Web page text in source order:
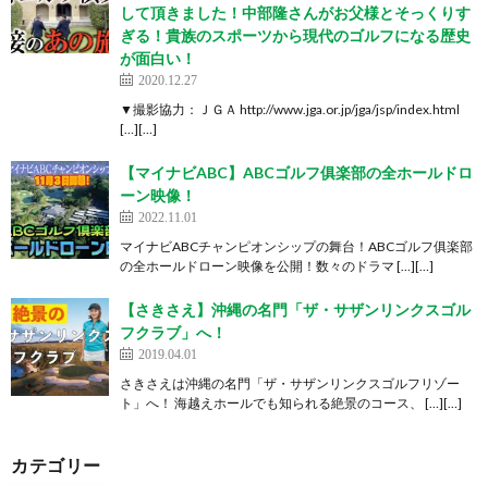
して頂きました！中部隆さんがお父様とそっくりす
ぎる！貴族のスポーツから現代のゴルフになる歴史
が面白い！
2020.12.27
▼撮影協力：ＪＧＡ http://www.jga.or.jp/jga/jsp/index.html
[…][…]
【マイナビABC】ABCゴルフ俱楽部の全ホールドロ
ーン映像！
2022.11.01
マイナビABCチャンピオンシップの舞台！ABCゴルフ俱楽部
の全ホールドローン映像を公開！数々のドラマ […][…]
【さきさえ】沖縄の名門「ザ・サザンリンクスゴル
フクラブ」へ！
2019.04.01
さきさえは沖縄の名門「ザ・サザンリンクスゴルフリゾー
ト」へ！ 海越えホールでも知られる絶景のコース、 […][…]
カテゴリー